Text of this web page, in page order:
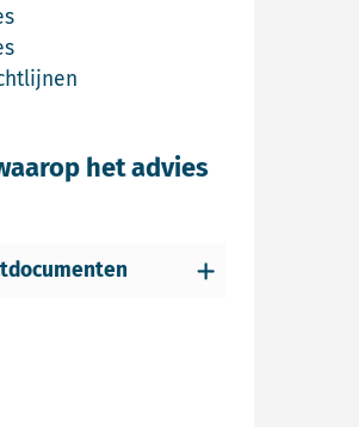
Toetsingsadvies
Toetsingsadvies
Advies voor richtlijnen
het advies